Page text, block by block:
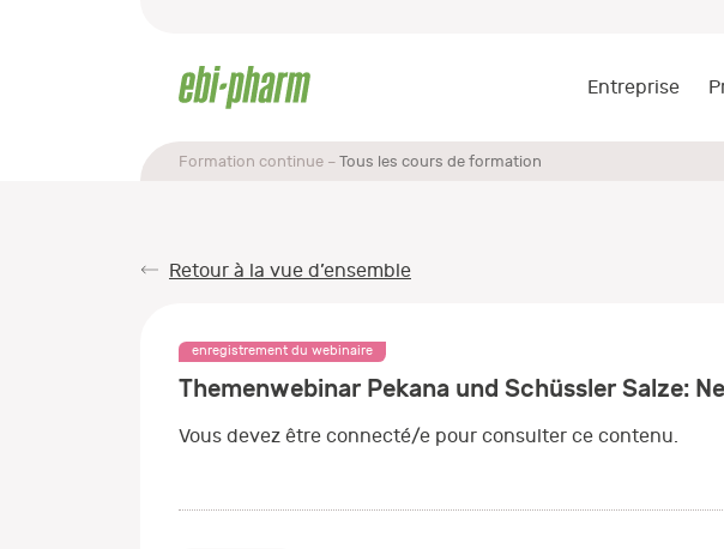
Entreprise
Formation continue Tous les cours de formation
Retour à la vue d’ensemble
enregistrement du webinaire
Themenwebinar Pekana und Schüssler Salze:
Vous devez être connecté/e pour consulter ce contenu.